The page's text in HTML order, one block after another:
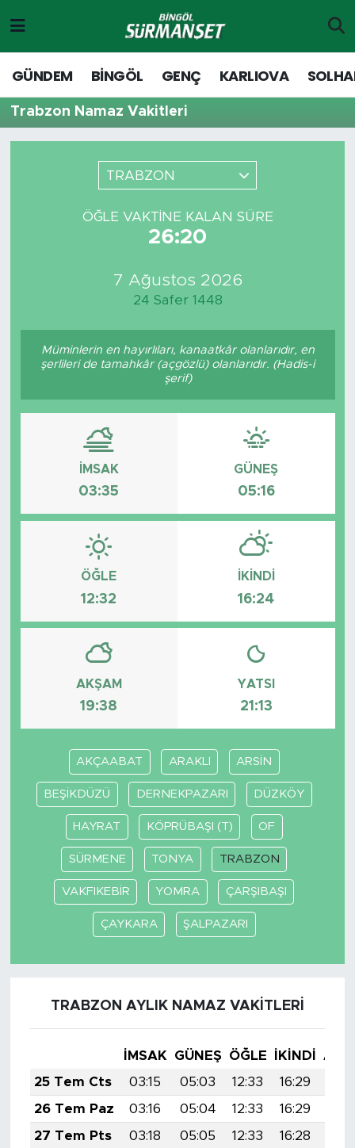
GÜNDEM BİNGÖL GENÇ KARLIOVA
Trabzon Namaz Vakitleri
TRABZON
ÖĞLE VAKTINE KALAN SÜRE
26:20
7 Ağustos 2026
24 Safer 1448
Müminlerin en hayırlıları, kanaatkâr olanlarıdır, en
şerlileri de tamahkâr (açgözlü) olanlarıdır. (Hadis-i
şerif)
İMSAK
03:35
GÜNEŞ
05:16
ÖĞLE
12:32
İKINDI
16:24
AKŞAM
19:38
YATSI
21:13
AKÇAABAT ARAKLI ARSİN
BEŞİKDÜZÜ DERNEKPAZARI DÜZKÖY
HAYRAT KÖPRÜBAŞI (T) OF
SÜRMENE TONYA TRABZON
VAKFIKEBİR YOMRA ÇARŞIBAŞI
ÇAYKARA ŞALPAZARI
TRABZON AYLIK NAMAZ VAKITLERI
İMSAK GÜNEŞ ÖĞLE İKINDI
25 Tem Cts
03:15 05:03 12:33 16:29
26 Tem Paz
03:16 05:04 12:33 16:29
27 Tem Pts
03:18 05:05 12:33 16:28
Genç
Solhan
Adaklı-Kiğı
MD Prestij Dergisi
Siyaset
Sağlık
Ekonomi
Tavz Der
Bingöl Kaza Haberleri
Merkez Hava Durumu
Merkez Trafik Yoğunluk Haritası
Süper Lig Puan Durumu ve Fikstür
Tüm Manşetler